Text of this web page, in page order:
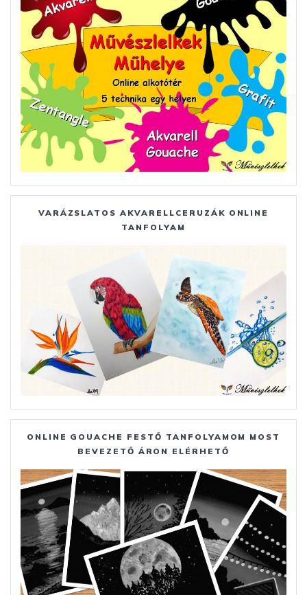
VARÁZSLATOS AKVARELLCERUZÁK ONLINE
TANFOLYAM
ONLINE GOUACHE FESTŐ TANFOLYAMOM MOST
BEVEZETŐ ÁRON ELÉRHETŐ